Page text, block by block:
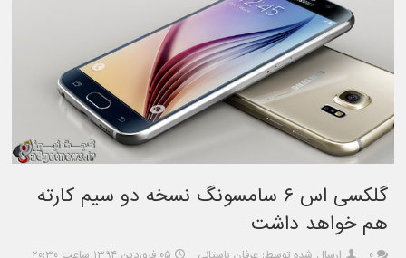
گلکسی اس ۶ سامسونگ نسخه دو سیم کارته
هم خواهد داشت